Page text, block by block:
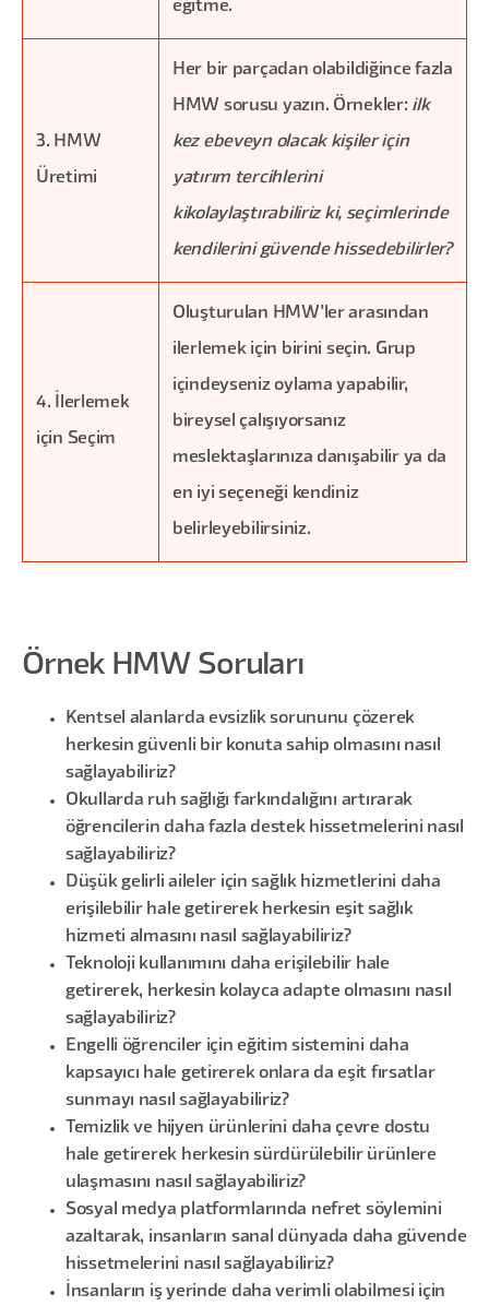
eğitme.
3. HMW
Üretimi
Her bir parçadan olabildiğince fazla
HMW sorusu yazın. Örnekler: ilk
kez ebeveyn olacak kişiler için
yatırım tercihlerini
kikolaylaştırabiliriz ki, seçimlerinde
kendilerini güvende hissedebilirler?
4. İlerlemek
için Seçim
Oluşturulan HMW'ler arasından
ilerlemek için birini seçin. Grup
içindeyseniz oylama yapabilir,
bireysel çalışıyorsanız
meslektaşlarınıza danışabilir ya da
en iyi seçeneği kendiniz
belirleyebilirsiniz.
Örnek HMW Soruları
Kentsel alanlarda evsizlik sorununu çözerek
herkesin güvenli bir konuta sahip olmasını nasıl
sağlayabiliriz?
Okullarda ruh sağlığı farkındalığını artırarak
öğrencilerin daha fazla destek hissetmelerini nasıl
sağlayabiliriz?
Düşük gelirli aileler için sağlık hizmetlerini daha
erişilebilir hale getirerek herkesin eşit sağlık
hizmeti almasını nasıl sağlayabiliriz?
Teknoloji kullanımını daha erişilebilir hale
getirerek, herkesin kolayca adapte olmasını nasıl
sağlayabiliriz?
Engelli öğrenciler için eğitim sistemini daha
kapsayıcı hale getirerek onlara da eşit fırsatlar
sunmayı nasıl sağlayabiliriz?
Temizlik ve hijyen ürünlerini daha çevre dostu
hale getirerek herkesin sürdürülebilir ürünlere
ulaşmasını nasıl sağlayabiliriz?
Sosyal medya platformlarında nefret söylemini
azaltarak, insanların sanal dünyada daha güvende
hissetmelerini nasıl sağlayabiliriz?
İnsanların iş yerinde daha verimli olabilmesi için